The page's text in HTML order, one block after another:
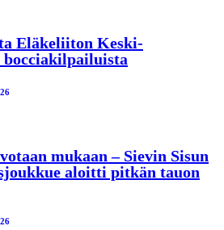
Eläkeliiton Keski-
mukaan – Sievin Sisun
aloitti pitkän tauon